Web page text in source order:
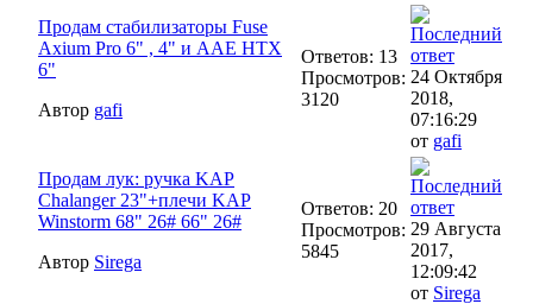
Продам стабилизаторы Fuse
Axium Pro 6" , 4" и AAE HTX
6"
Автор gafi
Ответов: 13
Просмотров:
3120
24 Октября
2018,
07:16:29
от gafi
Продам лук: ручка KAP
Chalanger 23"+плечи KAP
Winstorm 68" 26# 66" 26#
Автор Sirega
Ответов: 20
Просмотров:
5845
29 Августа
2017,
12:09:42
от Sirega